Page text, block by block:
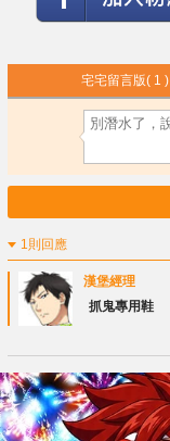
宅宅留言版( 1 )
1則回應
漢堡經理
抓鬼專用鞋